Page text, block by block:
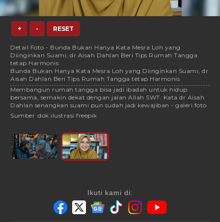
+ - RESET
Detail Foto - Bunda Bukan Hanya Kata Mesra Loh yang
Diinginkan Suami, dr Aisah Dahlan Beri Tips Rumah Tangga
tetap Harmonis
Bunda Bukan Hanya Kata Mesra Loh yang Diinginkan Suami, dr
Aisah Dahlan Beri Tips Rumah Tangga tetap Harmonis
Membangun rumah tangga bisa jadi ibadah untuk hidup
bersama, semakin dekat dengan jalan Allah SWT. Kata dr Aisah
Dahlan senangkan suami pun sudah jadi kewajiban - galeri foto
Sumber :dok.ilustrasi freepik
Ikuti kami di: